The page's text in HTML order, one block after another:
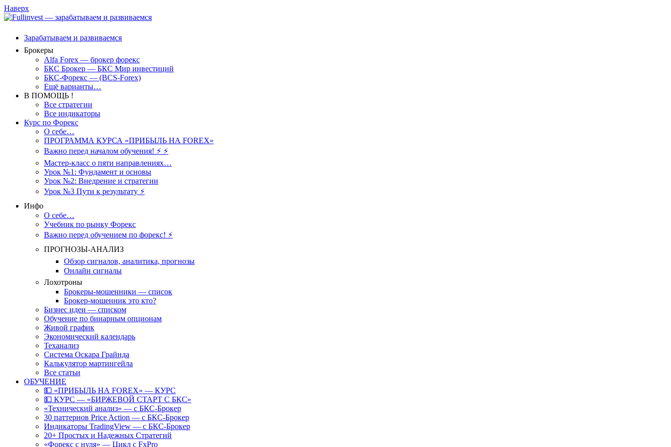
Наверх
Зарабатываем и развиваемся
Брокеры
Alfa Forex — брокер форекс
БКС Брокер — БКС Мир инвестиций
БКС-Форекс — (BCS-Forex)
Ещё варианты…
В ПОМОЩЬ !
Все стратегии
Все индикаторы
Курс по Форекс
О себе…
ПРОГРАММА КУРСА «ПРИБЫЛЬ НА FOREX»
Важно перед началом обучения! ⚡ ⚡
Мастер-класс о пяти направлениях…
Урок №1: Фундамент и основы
Урок №2: Внедрение и стратегии
Урок №3 Пути к результату ⚡️
Инфо
О себе…
Учебник по рынку Форекс
Важно перед обучением по форекс! ⚡
ПРОГНОЗЫ-АНАЛИЗ
Обзор сигналов, аналитика, прогнозы
Онлайн сигналы
Лохотроны
Брокеры-мошенники — список
Брокер-мошенник это кто?
Бизнес идеи — списком
Обучение по бинарным опционам
Живой график
Экономический календарь
Теханализ
Система Оскара Грайнда
Калькулятор мартингейла
Все статьи
ОБУЧЕНИЕ
💵 «ПРИБЫЛЬ НА FOREX» — КУРС
💵 КУРС — «БИРЖЕВОЙ СТАРТ С БКС»
«Технический анализ» — с БКС-Брокер
30 паттернов Price Action — с БКС-Брокер
Индикаторы TradingView — с БКС-Брокер
20+ Простых и Надежных Стратегий
«Форекс с нуля» — Цикл с FxPro